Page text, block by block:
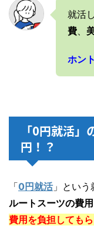
就活
費、
ホン
「0円就活
円！？
「0円就活 」とい
ルートスーツの費用
費用を負担してもら